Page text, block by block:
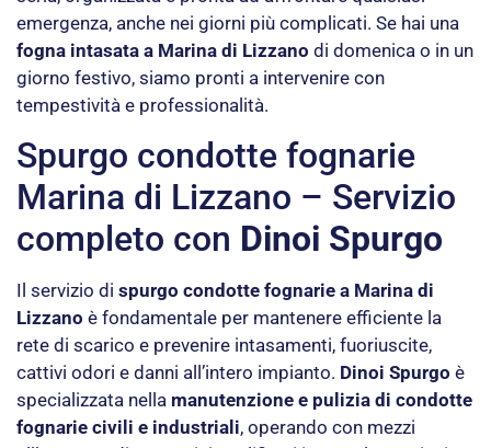
emergenza, anche nei giorni più complicati. Se hai una
fogna intasata a Marina di Lizzano di domenica o in un
giorno festivo, siamo pronti a intervenire con
tempestività e professionalità.
Spurgo condotte fognarie
Marina di Lizzano – Servizio
completo con Dinoi Spurgo
Il servizio di spurgo condotte fognarie a Marina di
Lizzano è fondamentale per mantenere efficiente la
rete di scarico e prevenire intasamenti, fuoriuscite,
cattivi odori e danni all’intero impianto. Dinoi Spurgo è
specializzata nella manutenzione e pulizia di condotte
fognarie civili e industriali, operando con mezzi